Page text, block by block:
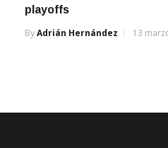
playoffs
ByAdrián Hernández 13